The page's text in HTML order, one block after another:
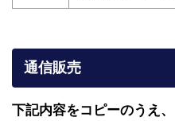
通信販売
下記内容をコピーのうえ、